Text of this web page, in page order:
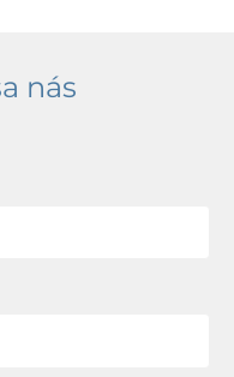
nás